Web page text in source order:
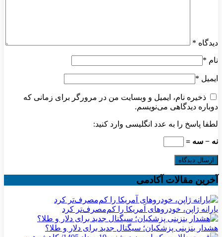
دیدگاه *
نام *
ایمیل *
ذخیره نام، ایمیل و وبسایت من در مرورگر برای زمانی که
دوباره دیدگاهی می‌نویسم.
لطفا پاسخ را به عدد انگلیسی وارد کنید:
نه − سه =
آخرین مقالات آکادمی
یارانه ژاپن، خودروهای آمریکا را کم‌مصرف‌تر کرد
هشدار بنزینی پزشکیان؛ سیگنال جدید برای دلار و طلا؟